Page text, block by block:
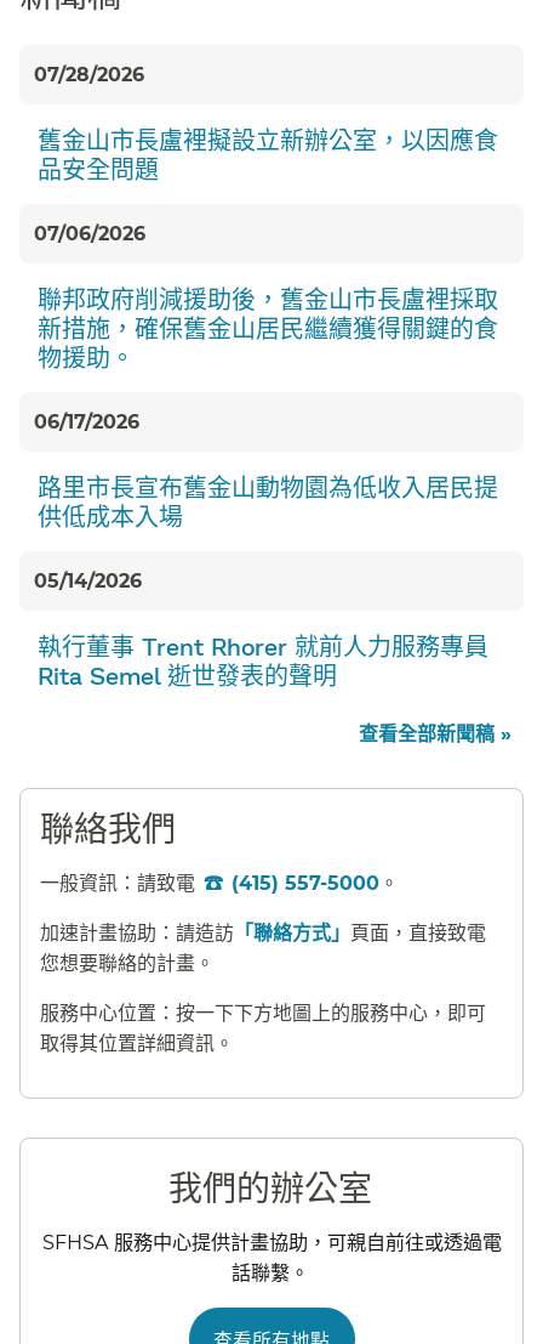
07/28/2026
舊金山市長盧裡擬設立新辦公室，以因應食
品安全問題​​
07/06/2026
聯邦政府削減援助後，舊金山市長盧裡採取
新措施，確保舊金山居民繼續獲得關鍵的食
物援助。​​
06/17/2026
路里市長宣布舊金山動物園為低收入居民提
供低成本入場​​
05/14/2026
執行董事 Trent Rhorer 就前人力服務專員
Rita Semel 逝世發表的聲明​​
查看全部新聞稿 »​​
聯絡我們​​
一般資訊：請致電 (415) 557-5000。​​
加速計畫協助：請造訪 「聯絡方式」 頁面，直接致電
您想要聯絡的計畫。​​
服務中心位置：按一下下方地圖上的服務中心，即可
取得其位置詳細資訊。​​
我們的辦公室​​
SFHSA 服務中心提供計畫協助，可親自前往或透過電
話聯繫。​​